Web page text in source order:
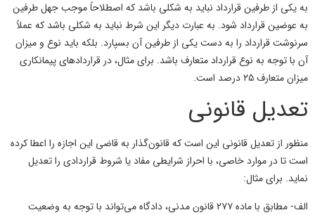
به یکی از طرفین قرارداد نباید به شکلی باشد که اصطلاحاً موجب جهل طرفین
به عوضین قرارداد شود. به عبارت دیگر این شرط نباید به شکلی باشد که عملاً
سرنوشت قرارداد را به دست یکی از طرفین آن بسپارد. بلکه باید نوع و میزان
آن با توجه به نوع قرارداد متعارف باشد. برای مثال، در قراردادهای پیمانکاری
میزان متعارف ۲۵ درصد است.
تعدیل قانونی
منظور از تعدیل قانونی این است که قانون‌گذار به قاضی این اجازه را اعطا کرده
است تا در موارد خاصی، با احراز شرایطی مفاد یا شروط قراردادی را تعدیل
نماید. برای مثال:
الف- مطابق با ماده ۲۷۷ قانون مدنی، دادگاه می‌تواند با توجه به وضعیت